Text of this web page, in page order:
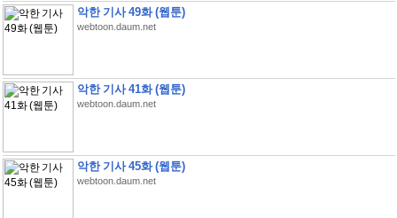
악한 기사 49화 (웹툰)
webtoon.daum.net
악한 기사 41화 (웹툰)
webtoon.daum.net
악한 기사 45화 (웹툰)
webtoon.daum.net